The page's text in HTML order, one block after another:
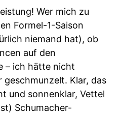
Wer mich zu
Formel-1-Saison
niemand hat), ob
auf den
– ich hätte nicht
geschmunzelt. Klar, das
und sonnenklar, Vettel
Schumacher-